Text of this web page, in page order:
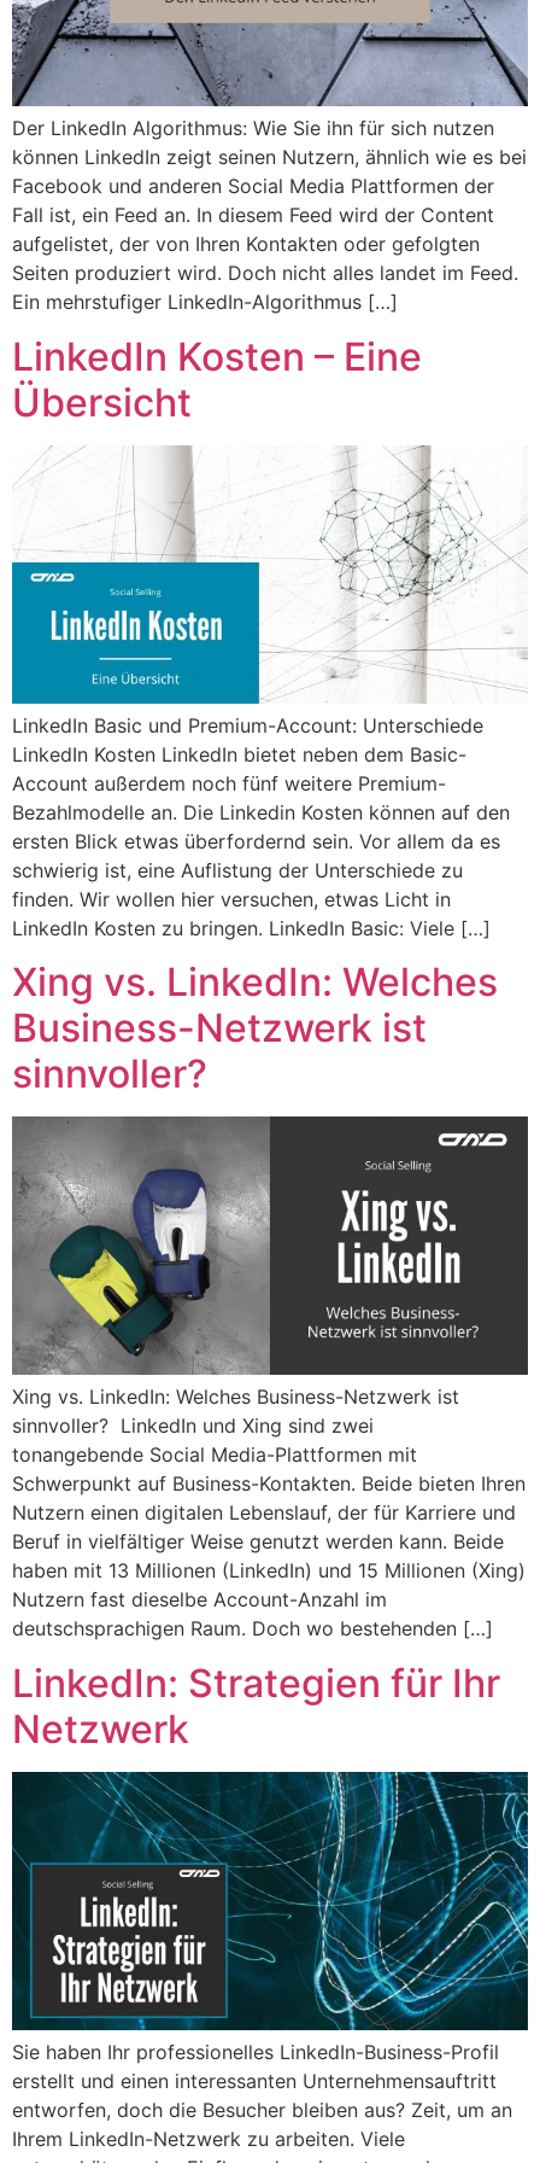
Der LinkedIn Algorithmus: Wie Sie ihn für sich nutzen
können LinkedIn zeigt seinen Nutzern, ähnlich wie es bei
Facebook und anderen Social Media Plattformen der
Fall ist, ein Feed an. In diesem Feed wird der Content
aufgelistet, der von Ihren Kontakten oder gefolgten
Seiten produziert wird. Doch nicht alles landet im Feed.
Ein mehrstufiger LinkedIn-Algorithmus […]
LinkedIn Kosten – Eine
Übersicht
LinkedIn Basic und Premium-Account: Unterschiede
LinkedIn Kosten LinkedIn bietet neben dem Basic-
Account außerdem noch fünf weitere Premium-
Bezahlmodelle an. Die Linkedin Kosten können auf den
ersten Blick etwas überfordernd sein. Vor allem da es
schwierig ist, eine Auflistung der Unterschiede zu
finden. Wir wollen hier versuchen, etwas Licht in
LinkedIn Kosten zu bringen. LinkedIn Basic: Viele […]
Xing vs. LinkedIn: Welches
Business-Netzwerk ist
sinnvoller?
Xing vs. LinkedIn: Welches Business-Netzwerk ist
sinnvoller? LinkedIn und Xing sind zwei
tonangebende Social Media-Plattformen mit
Schwerpunkt auf Business-Kontakten. Beide bieten Ihren
Nutzern einen digitalen Lebenslauf, der für Karriere und
Beruf in vielfältiger Weise genutzt werden kann. Beide
haben mit 13 Millionen (LinkedIn) und 15 Millionen (Xing)
Nutzern fast dieselbe Account-Anzahl im
deutschsprachigen Raum. Doch wo bestehenden […]
LinkedIn: Strategien für Ihr
Netzwerk
Sie haben Ihr professionelles LinkedIn-Business-Profil
erstellt und einen interessanten Unternehmensauftritt
entworfen, doch die Besucher bleiben aus? Zeit, um an
Ihrem LinkedIn-Netzwerk zu arbeiten. Viele